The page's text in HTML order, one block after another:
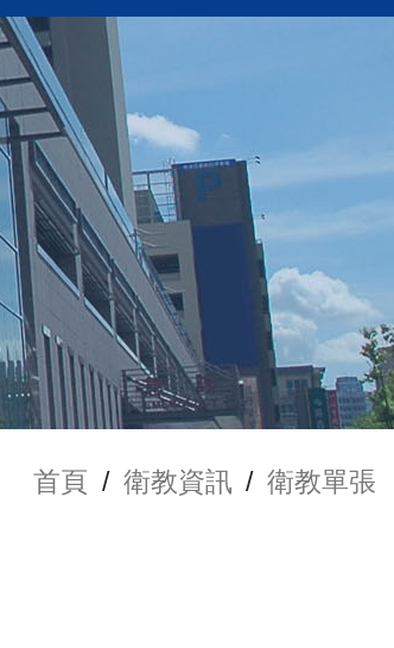
首頁 / 衛教資訊 / 衛教單張